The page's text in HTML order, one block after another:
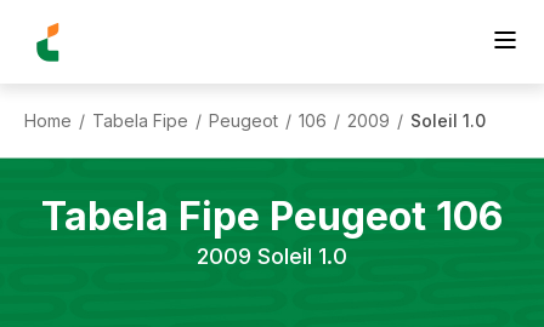
Home / Tabela Fipe / Peugeot / 106 / 2009 / Soleil 1.0
Tabela Fipe Peugeot 106
2009 Soleil 1.0